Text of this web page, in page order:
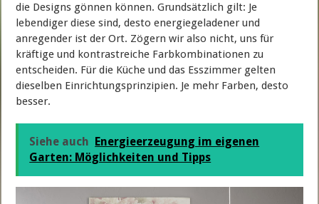
die Designs gönnen können. Grundsätzlich gilt: Je
lebendiger diese sind, desto energiegeladener und
anregender ist der Ort. Zögern wir also nicht, uns für
kräftige und kontrastreiche Farbkombinationen zu
entscheiden. Für die Küche und das Esszimmer gelten
dieselben Einrichtungsprinzipien. Je mehr Farben, desto
besser.
Siehe auch
Energieerzeugung im eigenen
Garten: Möglichkeiten und Tipps